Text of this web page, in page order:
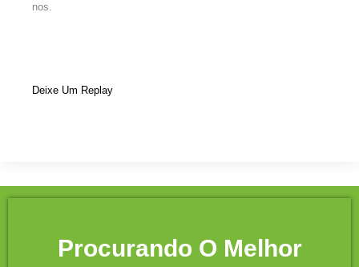
nos.
Deixe Um Replay
Procurando O Melhor